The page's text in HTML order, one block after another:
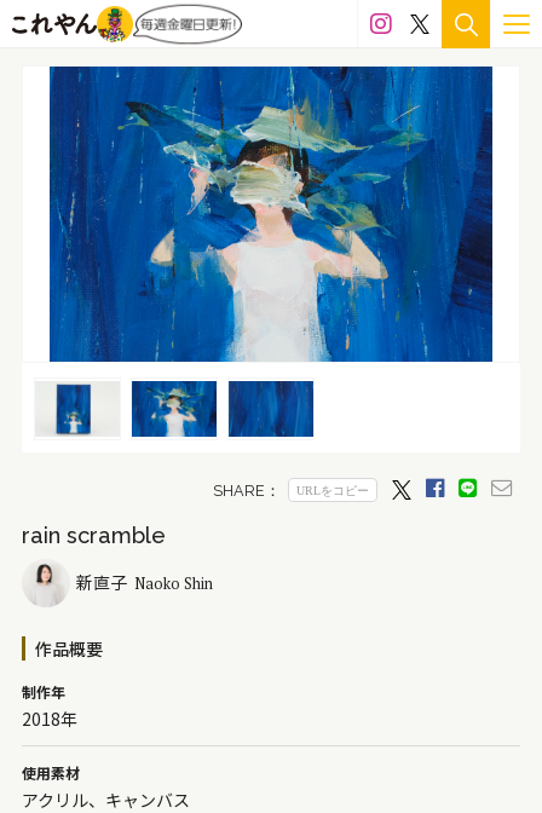
rain scramble
新直子 Naoko Shin
作品概要
制作年
2018年
使用素材
アクリル、キャンバス